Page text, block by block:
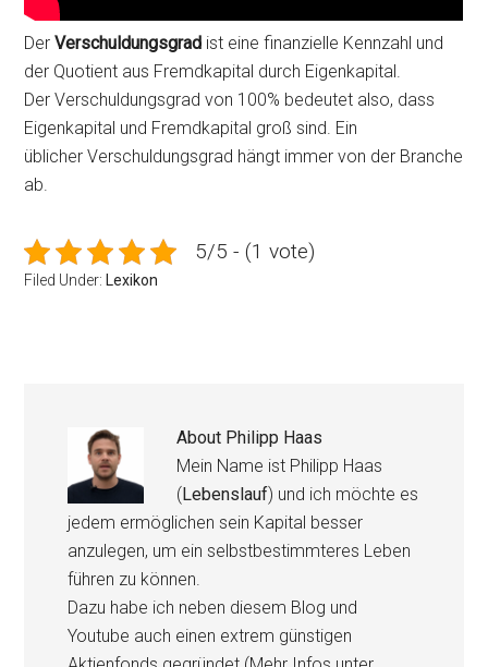
DerVerschuldungsgrad ist eine finanzielle Kennzahl und
der Quotient aus Fremdkapital durch Eigenkapital.
Der Verschuldungsgrad von 100% bedeutet also, dass
Eigenkapital und Fremdkapital groß sind. Ein
üblicher Verschuldungsgrad hängt immer von der Branche
ab.
5/5 - (1 vote)
Filed Under: Lexikon
About Philipp Haas
Mein Name ist Philipp Haas
(Lebenslauf) und ich möchte es
jedem ermöglichen sein Kapital besser
anzulegen, um ein selbstbestimmteres Leben
führen zu können.
Dazu habe ich neben diesem Blog und
Youtube auch einen extrem günstigen